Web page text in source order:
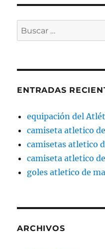
Buscar
por:
ENTRADAS
equipación del
camiseta atletico
camisetas atletico
camiseta atletico
goles atletico de
ARCHIVOS